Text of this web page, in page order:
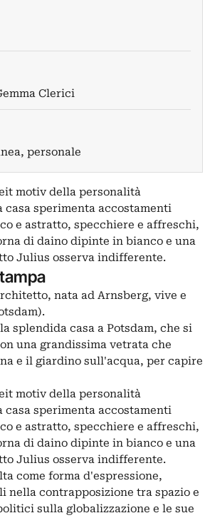
Clerici
personale
motiv della personalità
casa sperimenta accostamenti
e astratto, specchiere e affreschi,
di daino dipinte in bianco e una
Julius osserva indifferente.
nata ad Arnsberg, vive e
splendida casa a Potsdam, che si
una grandissima vetrata che
e il giardino sull'acqua, per capire
motiv della personalità
sperimenta accostamenti
e astratto, specchiere e affreschi,
di daino dipinte in bianco e una
Julius osserva indifferente.
come forma d'espressione,
nella contrapposizione tra spazio e
sulla globalizzazione e le sue